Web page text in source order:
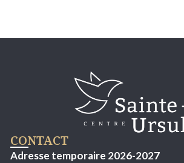
CONTACT
Adresse temporaire 2026-2027